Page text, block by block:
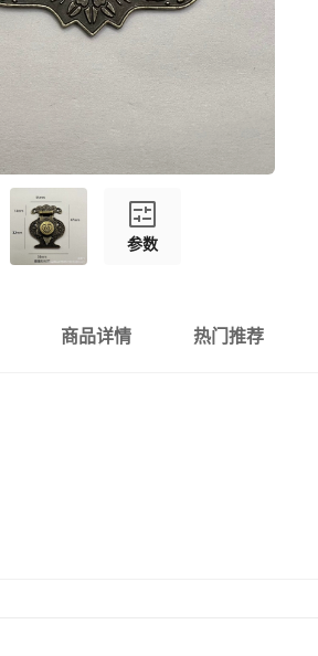
参数
商品详情 热门推荐